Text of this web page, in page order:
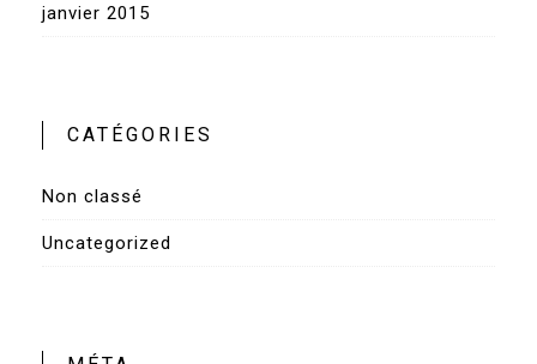
janvier 2015
CATÉGORIES
Non classé
Uncategorized